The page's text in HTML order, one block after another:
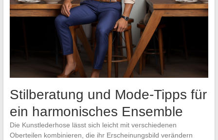
Stilberatung und Mode-Tipps für
ein harmonisches Ensemble
Die Kunstlederhose lässt sich leicht mit verschiedenen
Oberteilen kombinieren, die ihr Erscheinungsbild verändern